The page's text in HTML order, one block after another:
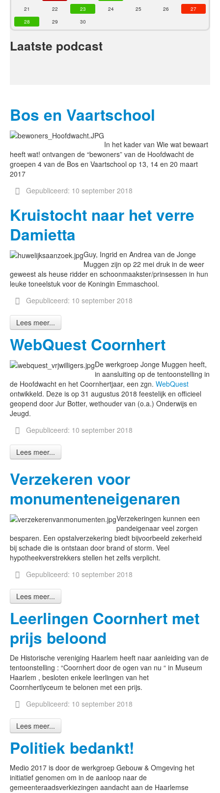
21
22 23 24 25 26
27
28
29 30
Laatste podcast
Bos en Vaartschool
In het kader van Wie wat bewaart
heeft wat! ontvangen de “bewoners” van de Hoofdwacht de
groepen 4 van de Bos en Vaartschool op 13, 14 en 20 maart
2017
Gepubliceerd: 10 september 2018
Kruistocht naar het verre
Damietta
Guy, Ingrid en Andrea van de Jonge
Muggen zijn op 22 mei druk in de weer
geweest als heuse ridder en schoonmaakster/prinsessen in hun
leuke toneelstuk voor de Koningin Emmaschool.
Gepubliceerd: 10 september 2018
Lees meer...
WebQuest Coornhert
De werkgroep Jonge Muggen heeft,
in aansluiting op de tentoonstelling in
de Hoofdwacht en het Coornhertjaar, een zgn. WebQuest
ontwikkeld. Deze is op 31 augustus 2018 feestelijk en officieel
geopend door Jur Botter, wethouder van (o.a.) Onderwijs en
Jeugd.
Gepubliceerd: 10 september 2018
Lees meer...
Verzekeren voor
monumenteneigenaren
Verzekeringen kunnen een
pandeigenaar veel zorgen
besparen. Een opstalverzekering biedt bijvoorbeeld zekerheid
bij schade die is ontstaan door brand of storm. Veel
hypotheekverstrekkers stellen het zelfs verplicht.
Gepubliceerd: 10 september 2018
Lees meer...
Leerlingen Coornhert met
prijs beloond
De Historische vereniging Haarlem heeft naar aanleiding van de
tentoonstelling : “Coornhert door de ogen van nu “ in Museum
Haarlem , besloten enkele leerlingen van het
Coornhertlyceum te belonen met een prijs.
Gepubliceerd: 10 september 2018
Lees meer...
Politiek bedankt!
Medio 2017 is door de werkgroep Gebouw & Omgeving het
initiatief genomen om in de aanloop naar de
gemeenteraadsverkiezingen aandacht aan de Haarlemse